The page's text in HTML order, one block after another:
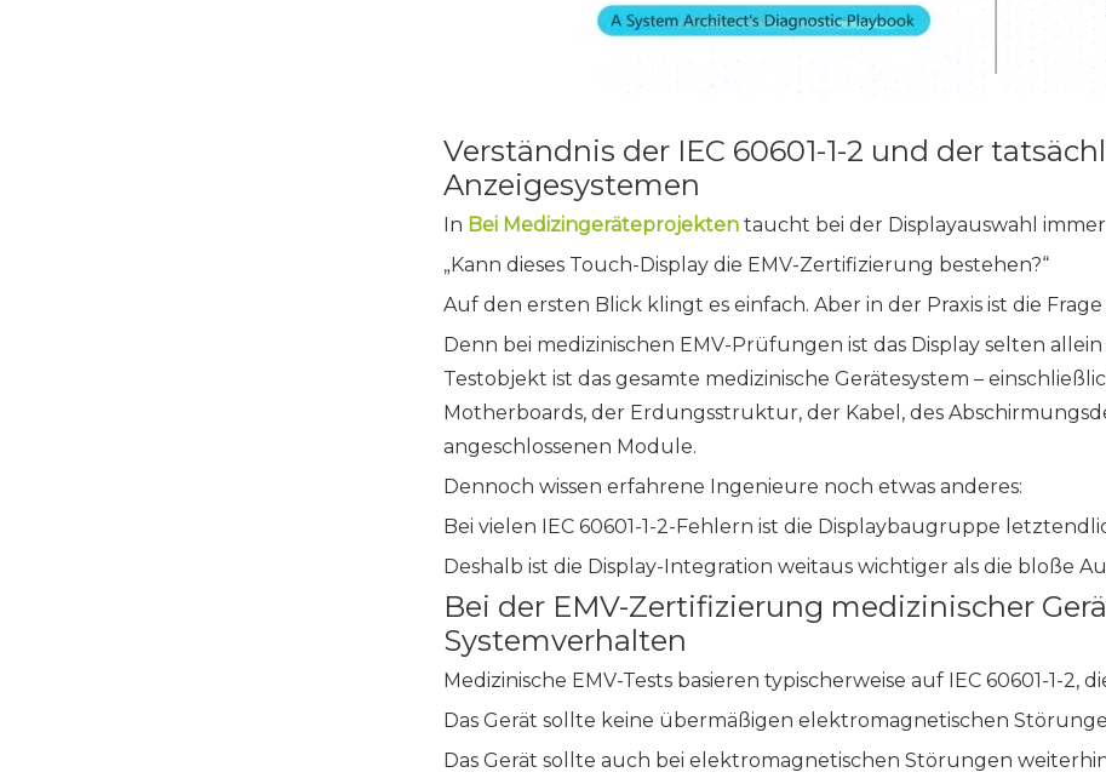
Verständnis der IEC 60601-1-2 und der
Anzeigesystemen
In Bei Medizingeräteprojekten taucht bei der Displayauswahl
„Kann dieses Touch-Display die EMV-Zertifizierung bestehen?“
Auf den ersten Blick klingt es einfach. Aber in der Praxis ist die
Denn bei medizinischen EMV-Prüfungen ist das Display selten
Testobjekt ist das gesamte medizinische Gerätesystem –
Motherboards, der Erdungsstruktur, der Kabel, des
angeschlossenen Module.
Dennoch wissen erfahrene Ingenieure noch etwas anderes:
Bei vielen IEC 60601-1-2-Fehlern ist die Displaybaugruppe
Deshalb ist die Display-Integration weitaus wichtiger als die bloße
Bei der EMV-Zertifizierung medizinischer
Systemverhalten
Medizinische EMV-Tests basieren typischerweise auf IEC 60601-1-
Das Gerät sollte keine übermäßigen elektromagnetischen
Das Gerät sollte auch bei elektromagnetischen Störungen